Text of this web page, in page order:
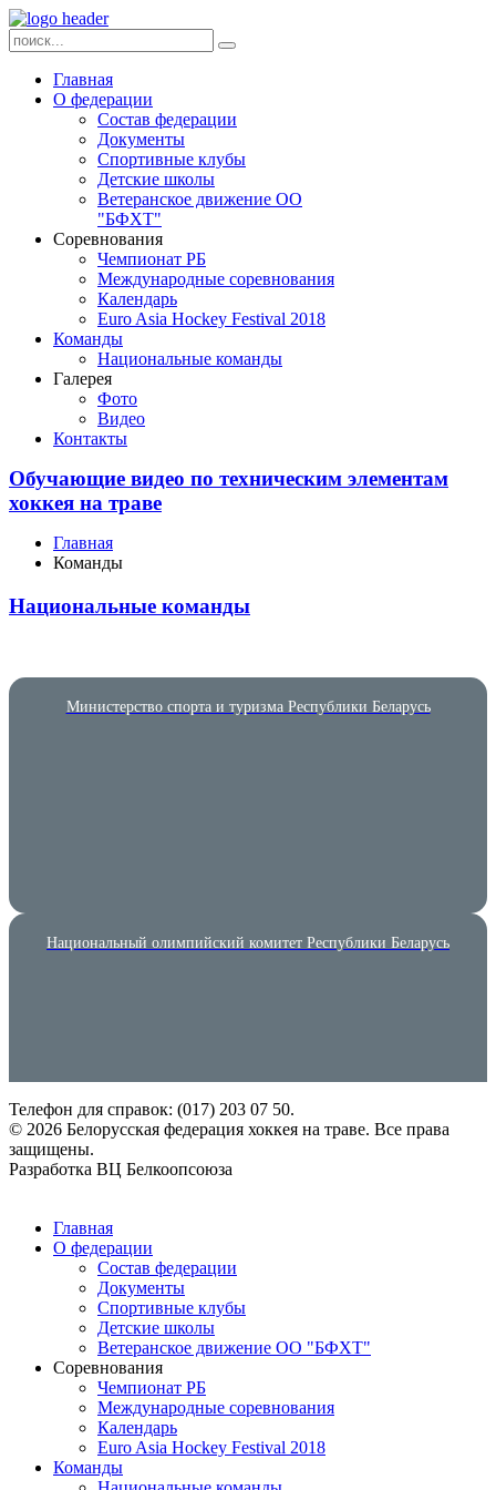
Главная
О федерации
Состав федерации
Документы
Спортивные клубы
Детские школы
Ветеранское движение ОО
"БФХТ"
Соревнования
Чемпионат РБ
Международные соревнования
Календарь
Euro Asia Hockey Festival 2018
Команды
Национальные команды
Галерея
Фото
Видео
Контакты
Обучающие видео по техническим элементам
хоккея на траве
Главная
Команды
Национальные команды
Министерство спорта и туризма Республики Беларусь
Национальный олимпийский комитет Республики Беларусь
International Hockey Federation
Телефон для справок: (017) 203 07 50.
© 2026 Белорусская федерация хоккея на траве. Все права
защищены.
Разработка ВЦ Белкоопсоюза
Главная
О федерации
Состав федерации
Документы
Спортивные клубы
Детские школы
Ветеранское движение ОО "БФХТ"
Соревнования
Чемпионат РБ
Международные соревнования
Календарь
Euro Asia Hockey Festival 2018
Команды